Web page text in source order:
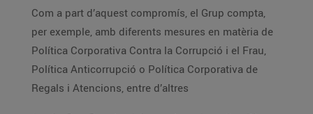
Com a part d’aquest compromís, el Grup compta,
per exemple, amb diferents mesures en matèria de
Política Corporativa Contra la Corrupció i el Frau,
Política Anticorrupció o Política Corporativa de
Regals i Atencions, entre d’altres